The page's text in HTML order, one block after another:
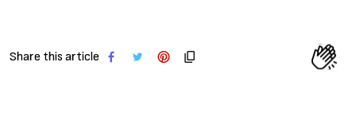
Share this article